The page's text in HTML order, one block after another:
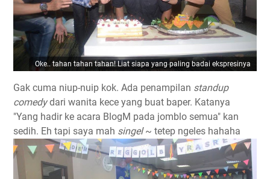
Oke.. tahan tahan tahan! Liat siapa yang paling badai ekspresinya
Gak cuma niup-nuip kok. Ada penampilan standup
comedydari wanita kece yang buat baper. Katanya
"Yang hadir ke acara BlogM pada jomblo semua" kan
sedih. Eh tapi saya mah singel~ tetep ngeles hahaha